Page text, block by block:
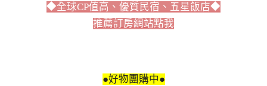
◆全球CP值高、優質民宿、五星飯店◆
推薦訂房網站點我
●好物團購中●